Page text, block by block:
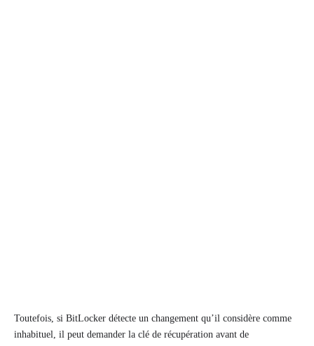
Toutefois, si BitLocker détecte un changement qu’il considère comme
inhabituel, il peut demander la clé de récupération avant de